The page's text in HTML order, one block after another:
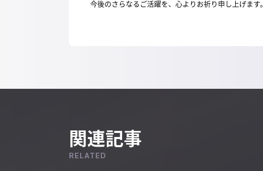
今後のさらなるご活躍を、心よりお祈り申し上げます。
関連記事
RELATED